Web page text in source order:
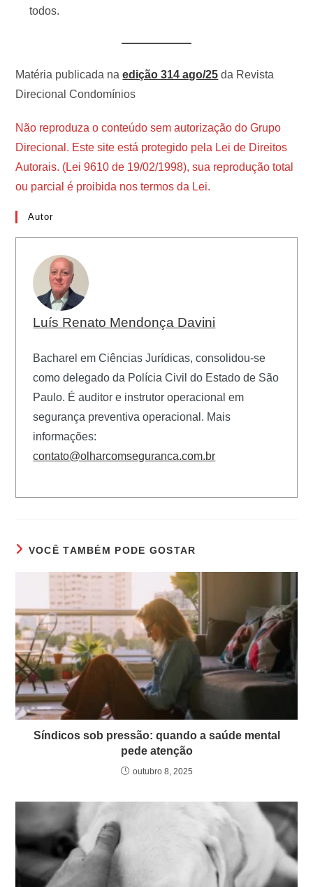
todos.
Matéria publicada naedição 314 ago/25 da Revista
Direcional Condomínios
Não reproduza o conteúdo sem autorização do Grupo
Direcional. Este site está protegido pela Lei de Direitos
Autorais. (Lei 9610 de 19/02/1998), sua reprodução total
ou parcial é proibida nos termos da Lei.
Autor
Luís Renato Mendonça Davini
Bacharel em Ciências Jurídicas, consolidou-se
como delegado da Polícia Civil do Estado de São
Paulo. É auditor e instrutor operacional em
segurança preventiva operacional. Mais
informações:
contato@olharcomseguranca.com.br
VOCÊ TAMBÉM PODE GOSTAR
Síndicos sob pressão: quando a saúde mental
pede atenção
outubro 8, 2025